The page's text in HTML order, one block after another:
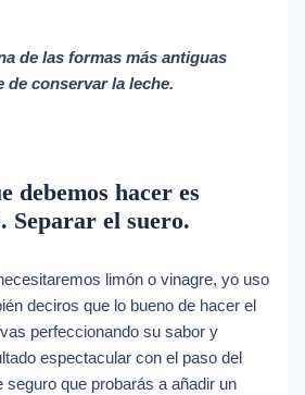
de las formas más antiguas
de conservar la leche.
debemos hacer es
Separar el suero.
limón o vinagre, yo uso
deciros que lo bueno de hacer el
perfeccionando su sabor y
espectacular con el paso del
seguro que probarás a añadir un